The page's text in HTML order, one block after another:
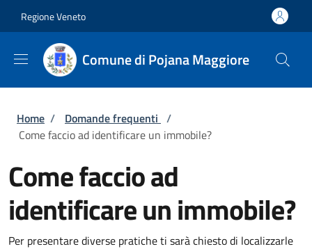
Regione Veneto
Comune di Pojana Maggiore
Briciole di pane
Home / Domande frequenti /
Come faccio ad identificare un immobile?
Come faccio ad
identificare un immobile?
Per presentare diverse pratiche ti sarà chiesto di localizzarle